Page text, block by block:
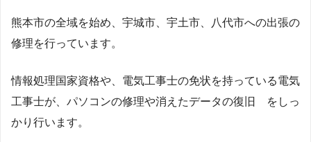
熊本市の全域を始め、宇城市、宇土市、八代市への出張の
修理を行っています。
情報処理国家資格や、電気工事士の免状を持っている電気
工事士が、パソコンの修理や消えたデータの復旧 をしっ
かり行います。